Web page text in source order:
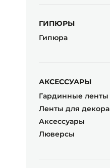
ГИПЮРЫ
Гипюра
АКСЕССУАРЫ
Гардинные ленты
Ленты для декора
Аксессуары
Люверсы